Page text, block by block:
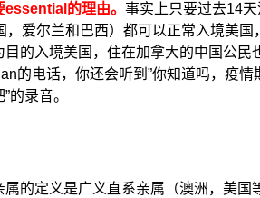
的理由。 事实上只要过去14天
爱尔兰和巴西）都可以正常入境美国
的入境美国，住在加拿大的中国公民
的电话，你还会听到”你知道吗，疫情
的录音。
的定义是广义直系亲属（澳洲，美国